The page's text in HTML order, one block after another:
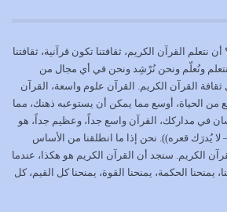
وَالصَّادِقِينَ وَالْقَانِتِينَ
أمر إلهي للمؤمنين وهو بمثابة سبب بينهم
القرآن الكريم، ثقافتنا تكون قرآنية، ثقافتنا
نتعلم ونُعلّم ونحن نُرْشِد ونحن في أي مجال من
القرآن الكريم. القرآن علوم واسعة، القرآن
من الحياة، أوسع مما يمكن أن يستوعبه ذهنك، مما
في مداركك، القرآن واسع جداً، وعظيم جداً، هو
لا يُدرَك قعره)). نحن إذا ما انطلقنا من الأساس
الكريم. سنجد أن القرآن الكريم هو هكذا، عندما
يمنحنا الحكمة، يمنحنا القوة، يمنحنا كل القيم، كل